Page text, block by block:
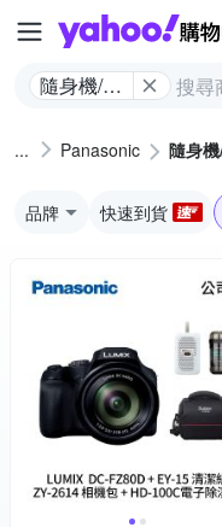
隨身機/類
Panasonic 隨身
品牌 快速到貨